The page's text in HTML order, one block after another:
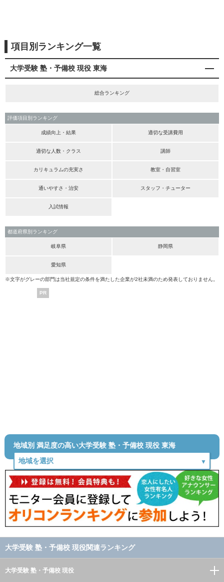
項目別ランキング一覧
大学受験 塾・予備校 現役 東海
総合ランキング
評価項目別ランキング
成績向上・結果 適切な受講費用
適切な人数・クラス 講師
カリキュラムの充実さ 教室・自習室
通いやすさ・治安 スタッフ・チューター
入試情報
都道府県別ランキング
岐阜県 静岡県
愛知県
※文字がグレーの部門は当社規定の条件を満たした企業が2社未満のため発表しておりません。
PR
地域別 満足度の高い大学受験 塾・予備校 現役 東海
大学受験 塾・予備校 現役関連ランキング
大学受験 塾・予備校 現役